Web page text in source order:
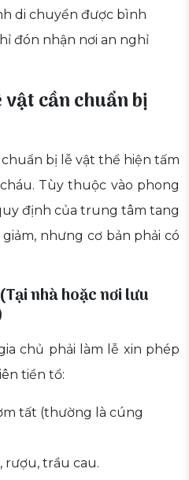
di chuyển được bình
đón nhận nơi an nghỉ
cần chuẩn bị
bị lễ vật thể hiện tấm
Tùy thuộc vào phong
định của trung tâm tang
nhưng cơ bản phải có
nhà hoặc nơi lưu
chủ phải làm lễ xin phép
tiền tổ:
tất (thường là cúng
rượu, trầu cau.